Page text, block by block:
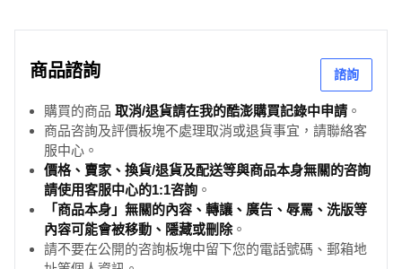
商品諮詢 諮詢
購買的商品 取消/退貨請在我的酷澎購買記錄中申請 。
商品咨詢及評價板塊不處理取消或退貨事宜，請聯絡客
服中心。
價格、賣家、換貨/退貨及配送等與商品本身無關的咨詢
請使用客服中心的1:1咨詢 。
「商品本身」無關的內容、轉讓、廣告、辱罵、洗版等
內容可能會被移動、隱藏或刪除。
請不要在公開的咨詢板塊中留下您的電話號碼、郵箱地